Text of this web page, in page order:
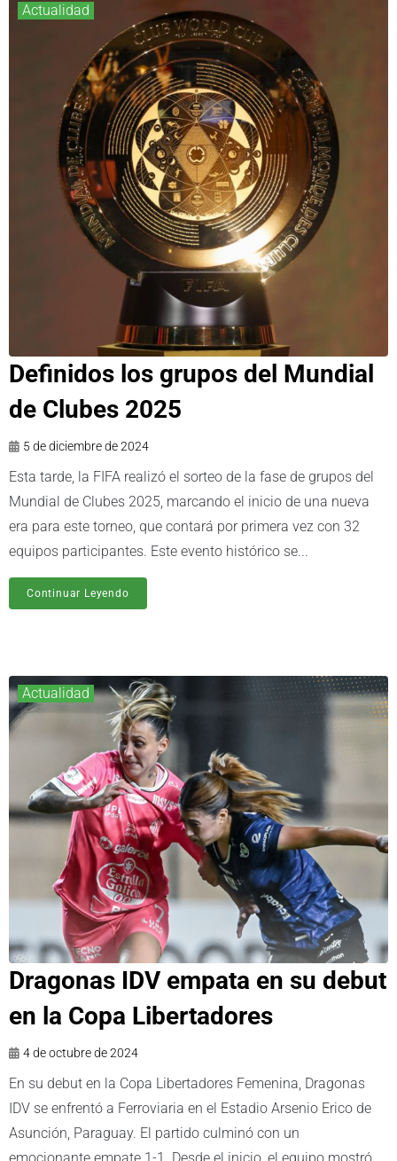
Actualidad
Definidos los grupos del Mundial
de Clubes 2025
5 de diciembre de 2024
Esta tarde, la FIFA realizó el sorteo de la fase de grupos del
Mundial de Clubes 2025, marcando el inicio de una nueva
era para este torneo, que contará por primera vez con 32
equipos participantes. Este evento histórico se...
Continuar Leyendo
Actualidad
Dragonas IDV empata en su debut
en la Copa Libertadores
4 de octubre de 2024
En su debut en la Copa Libertadores Femenina, Dragonas
IDV se enfrentó a Ferroviaria en el Estadio Arsenio Erico de
Asunción, Paraguay. El partido culminó con un